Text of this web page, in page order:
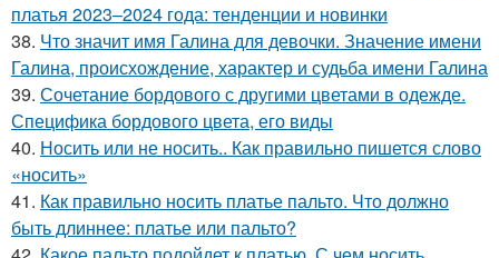
платья 2023–2024 года: тенденции и новинки
38. Что значит имя Галина для девочки. Значение имени
Галина, происхождение, характер и судьба имени Галина
39. Сочетание бордового с другими цветами в одежде.
Специфика бордового цвета, его виды
40. Носить или не носить.. Как правильно пишется слово
«носить»
41. Как правильно носить платье пальто. Что должно
быть длиннее: платье или пальто?